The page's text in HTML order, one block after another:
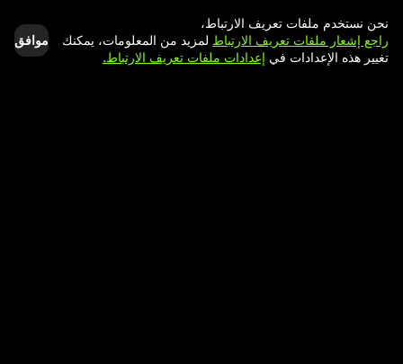
نحن نستخدم ملفات تعريف الارتباط،
راجع إشعار ملفات تعريف الارتباط لمزيد من المعلومات، يمكنك
تغيير هذه الإعدادات في إعدادات ملفات تعريف الارتباط.
موافق